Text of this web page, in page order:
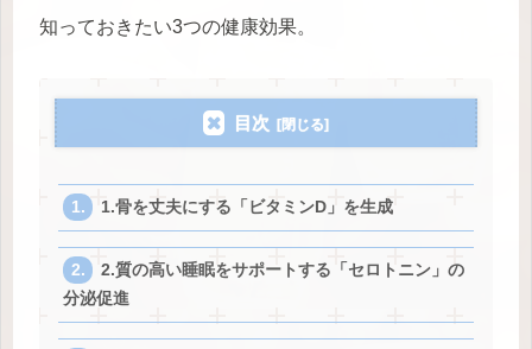
知っておきたい3つの健康効果。
目次
1.骨を丈夫にする「ビタミンD」を生成
2.質の高い睡眠をサポートする「セロトニン」の
分泌促進